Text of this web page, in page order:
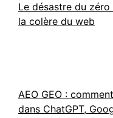
Le désastre du
la colère du web
AEO GEO :
dans ChatGPT,